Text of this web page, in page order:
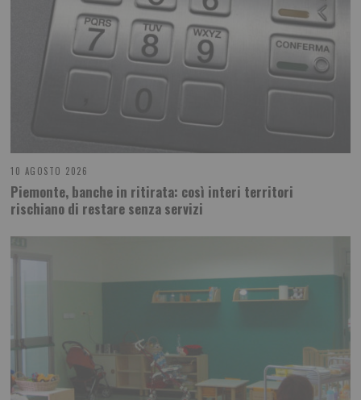
10 AGOSTO 2026
Piemonte, banche in ritirata: così interi territori
rischiano di restare senza servizi